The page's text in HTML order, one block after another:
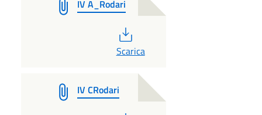
IV A_Rodari
PDF
Scarica
IV CRodari